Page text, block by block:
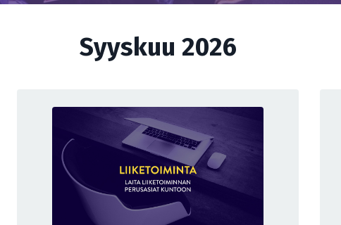
Syyskuu 2026